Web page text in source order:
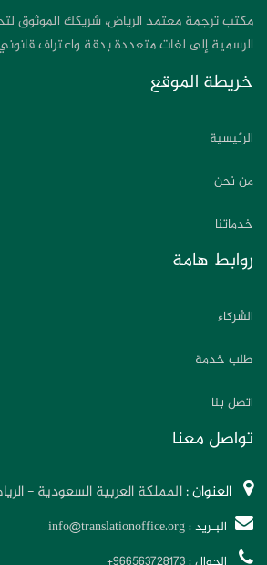
مكتب ترجمة معتمد الرياض، شريكك الموثوق
الرسمية إلى لغات متعددة بدقة واعتراف
خريطة الموقع
الرئيسية
من نحن
خدماتنا
روابط هامة
الشركاء
طلب خدمة
اتصل بنا
تواصل معنا
العنوان :المملكة العربية السعودية -
البـريد :info@translationoffice.org